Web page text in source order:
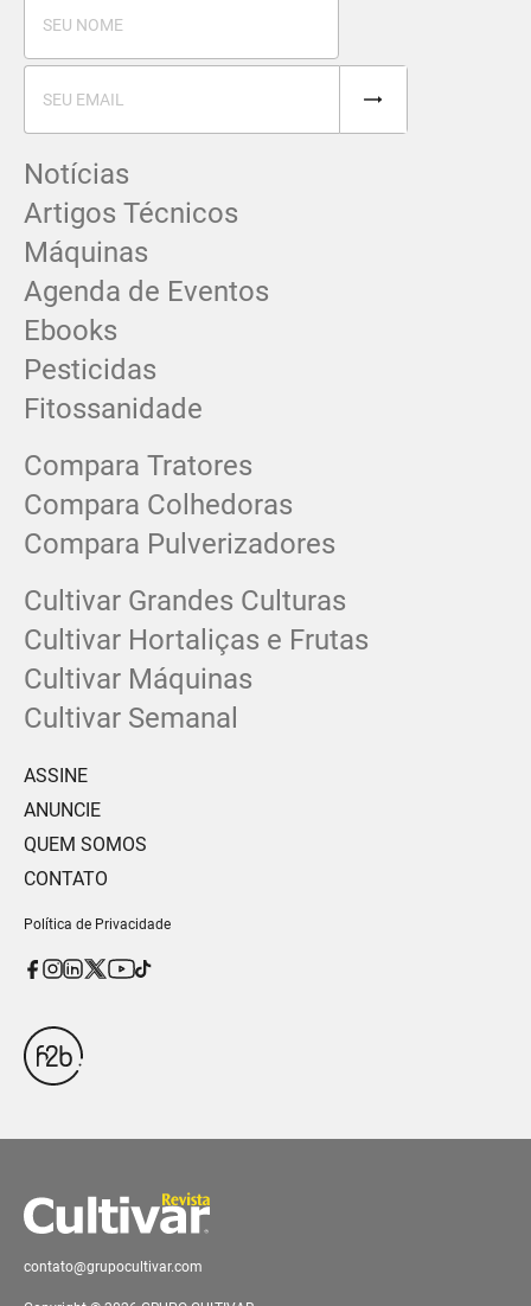
Notícias
Artigos Técnicos
Máquinas
Agenda de Eventos
Ebooks
Pesticidas
Fitossanidade
Compara Tratores
Compara Colhedoras
Compara Pulverizadores
Cultivar Grandes Culturas
Cultivar Hortaliças e Frutas
Cultivar Máquinas
Cultivar Semanal
ASSINE
ANUNCIE
QUEM SOMOS
CONTATO
Política de Privacidade
contato@grupocultivar.com